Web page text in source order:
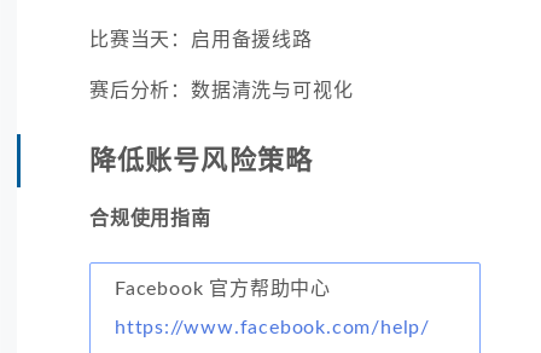
比赛当天：启用备援线路
赛后分析：数据清洗与可视化
降低账号风险策略
合规使用指南
Facebook 官方帮助中心
https://www.facebook.com/help/